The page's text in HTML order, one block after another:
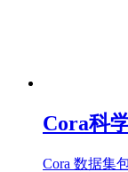
Cora科
Cora 数据集